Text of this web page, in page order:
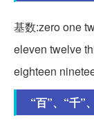
基数:zero one
eleven twelve
eighteen
“百”、“千”